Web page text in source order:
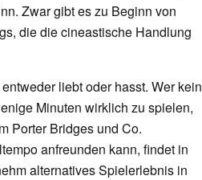
Zwar gibt es zu Beginn von
die die cineastische Handlung
liebt oder hasst. Wer kein
Minuten wirklich zu spielen,
Porter Bridges und Co.
anfreunden kann, findet in
alternatives Spielerlebnis in